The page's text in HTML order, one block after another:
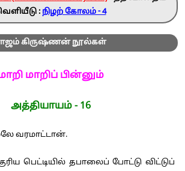
: நிழற் கோலம் - 4
கிருஷ்ணன் நூல்கள்
மாறிப் பின்னும்
அத்தியாயம் - 16
வரமாட்டான்.
பெட்டியில் தபாலைப் போட்டு விட்டுப்